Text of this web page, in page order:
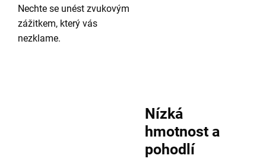
Nechte se unést zvukovým
zážitkem, který vás
nezklame.
Nízká
hmotnost a
pohodlí